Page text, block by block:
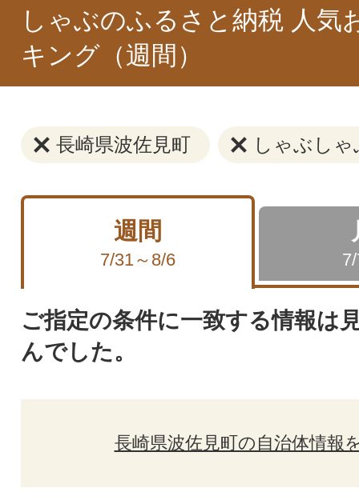
しゃぶのふるさと納税 人気
キング（週間）
長崎県波佐見町 しゃぶしゃ
週間
7/31～8/6
ご指定の条件に一致する情報は
んでした。
長崎県波佐見町の自治体情報